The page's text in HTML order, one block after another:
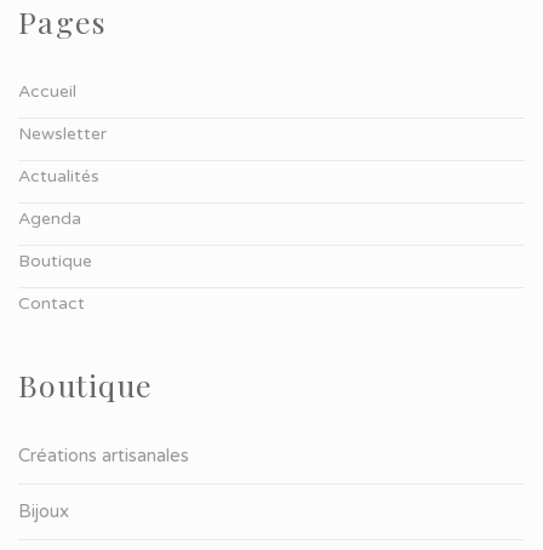
Pages
Accueil
Newsletter
Actualités
Agenda
Boutique
Contact
Boutique
Créations artisanales
Bijoux